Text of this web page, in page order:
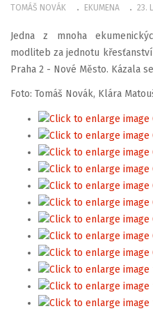
TOMÁŠ NOVÁK EKUMENA 23.
Jedna z mnoha
modliteb za jednotu
Praha 2 - Nové Město. Kázala
Foto: Tomáš Novák, Klára